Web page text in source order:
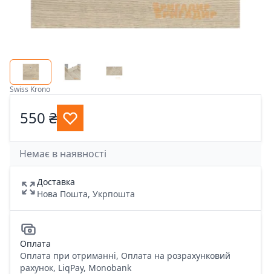
Swiss Krono
550 ₴
Немає в наявності
Доставка
Нова Пошта, Укрпошта
Оплата
Оплата при отриманні, Оплата на розрахунковий
рахунок, LiqPay, Monobank